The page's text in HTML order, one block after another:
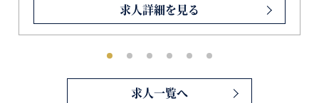
せた幅広い支援が可能な体制を整えていま
す。現在、日本国内でのサービス拡大に向け
て積極的に組織拡張を進めており、各レイヤ
求人詳細を見る
求人一覧へ